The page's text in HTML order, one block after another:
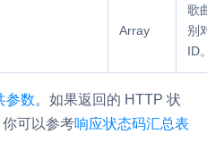
Array
歌
别
ID
参数。如果返回的 HTTP 状
你可以参考响应状态码汇总表